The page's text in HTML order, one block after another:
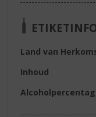
Land van
Inhoud